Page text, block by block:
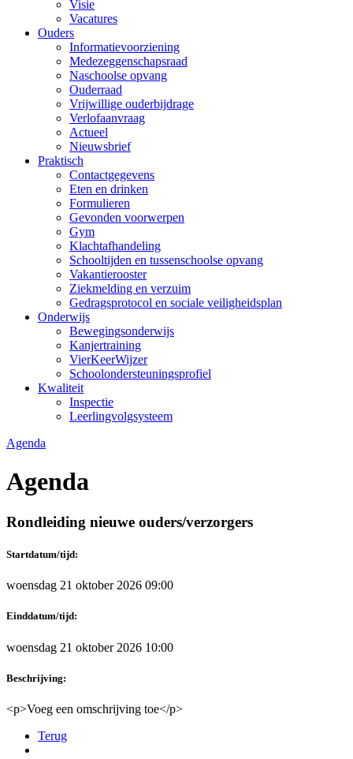
Visie
Vacatures
Ouders
Informatievoorziening
Medezeggenschapsraad
Naschoolse opvang
Ouderraad
Vrijwillige ouderbijdrage
Verlofaanvraag
Actueel
Nieuwsbrief
Praktisch
Contactgegevens
Eten en drinken
Formulieren
Gevonden voorwerpen
Gym
Klachtafhandeling
Schooltijden en tussenschoolse opvang
Vakantierooster
Ziekmelding en verzuim
Gedragsprotocol en sociale veiligheidsplan
Onderwijs
Bewegingsonderwijs
Kanjertraining
VierKeerWijzer
Schoolondersteuningsprofiel
Kwaliteit
Inspectie
Leerlingvolgsysteem
Agenda
Agenda
Rondleiding nieuwe ouders/verzorgers
Startdatum/tijd:
woensdag 21 oktober 2026 09:00
Einddatum/tijd:
woensdag 21 oktober 2026 10:00
Beschrijving:
<p>Voeg een omschrijving toe</p>
Terug